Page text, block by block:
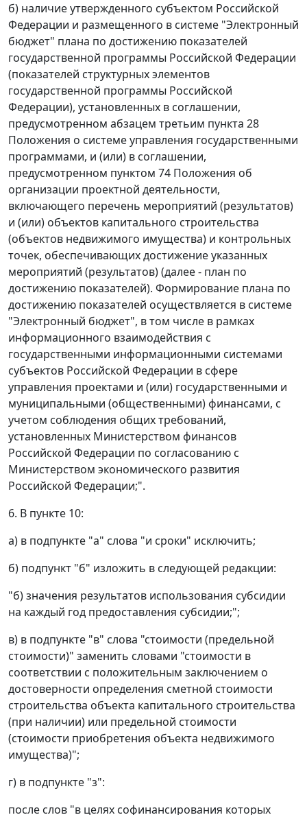
б) наличие утвержденного субъектом Российской
Федерации и размещенного в системе "Электронный
бюджет" плана по достижению показателей
государственной программы Российской Федерации
(показателей структурных элементов
государственной программы Российской
Федерации), установленных в соглашении,
предусмотренном абзацем третьим пункта 28
Положения о системе управления государственными
программами, и (или) в соглашении,
предусмотренном пунктом 74 Положения об
организации проектной деятельности,
включающего перечень мероприятий (результатов)
и (или) объектов капитального строительства
(объектов недвижимого имущества) и контрольных
точек, обеспечивающих достижение указанных
мероприятий (результатов) (далее - план по
достижению показателей). Формирование плана по
достижению показателей осуществляется в системе
"Электронный бюджет", в том числе в рамках
информационного взаимодействия с
государственными информационными системами
субъектов Российской Федерации в сфере
управления проектами и (или) государственными и
муниципальными (общественными) финансами, с
учетом соблюдения общих требований,
установленных Министерством финансов
Российской Федерации по согласованию с
Министерством экономического развития
Российской Федерации;".
6. В пункте 10:
а) в подпункте "а" слова "и сроки" исключить;
б) подпункт "б" изложить в следующей редакции:
"б) значения результатов использования субсидии
на каждый год предоставления субсидии;";
в) в подпункте "в" слова "стоимости (предельной
стоимости)" заменить словами "стоимости в
соответствии с положительным заключением о
достоверности определения сметной стоимости
строительства объекта капитального строительства
(при наличии) или предельной стоимости
(стоимости приобретения объекта недвижимого
имущества)";
г) в подпункте "з":
после слов "в целях софинансирования которых